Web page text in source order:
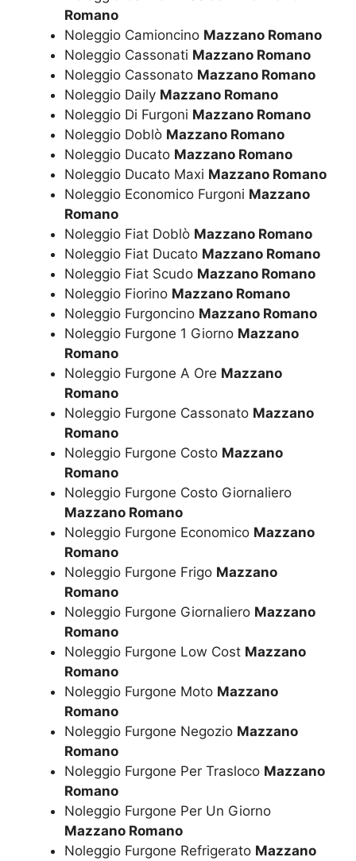
Romano
Noleggio Camioncino Mazzano Romano
Noleggio Cassonati Mazzano Romano
Noleggio Cassonato Mazzano Romano
Noleggio Daily Mazzano Romano
Noleggio Di Furgoni Mazzano Romano
Noleggio Doblò Mazzano Romano
Noleggio Ducato Mazzano Romano
Noleggio Ducato Maxi Mazzano Romano
Noleggio Economico Furgoni Mazzano
Romano
Noleggio Fiat Doblò Mazzano Romano
Noleggio Fiat Ducato Mazzano Romano
Noleggio Fiat Scudo Mazzano Romano
Noleggio Fiorino Mazzano Romano
Noleggio Furgoncino Mazzano Romano
Noleggio Furgone 1 Giorno Mazzano
Romano
Noleggio Furgone A Ore Mazzano
Romano
Noleggio Furgone Cassonato Mazzano
Romano
Noleggio Furgone Costo Mazzano
Romano
Noleggio Furgone Costo Giornaliero
Mazzano Romano
Noleggio Furgone Economico Mazzano
Romano
Noleggio Furgone Frigo Mazzano
Romano
Noleggio Furgone Giornaliero Mazzano
Romano
Noleggio Furgone Low Cost Mazzano
Romano
Noleggio Furgone Moto Mazzano
Romano
Noleggio Furgone Negozio Mazzano
Romano
Noleggio Furgone Per Trasloco Mazzano
Romano
Noleggio Furgone Per Un Giorno
Mazzano Romano
Noleggio Furgone Refrigerato Mazzano